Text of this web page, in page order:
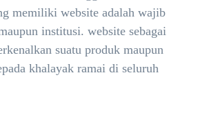
memiliki website adalah wajib
institusi. website sebagai
suatu produk maupun
khalayak ramai di seluruh